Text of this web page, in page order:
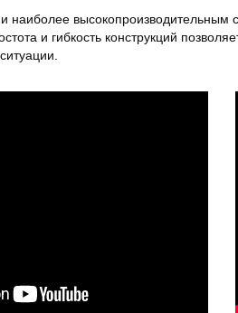
высокопроизводительным
и гибкость конструкций